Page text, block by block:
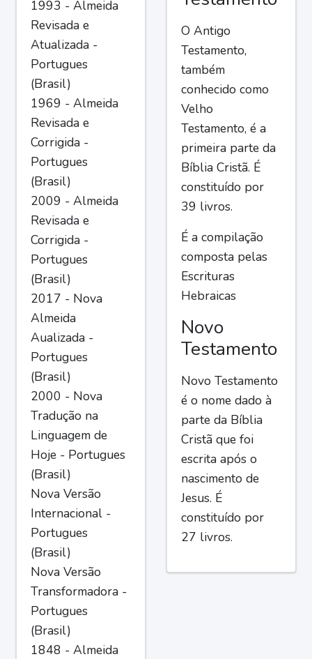
1993 - Almeida
Revisada e
Atualizada -
Portugues
(Brasil)
1969 - Almeida
Revisada e
Corrigida -
Portugues
(Brasil)
2009 - Almeida
Revisada e
Corrigida -
Portugues
(Brasil)
2017 - Nova
Almeida
Aualizada -
Portugues
(Brasil)
2000 - Nova
Tradução na
Linguagem de
Hoje - Portugues
(Brasil)
Nova Versão
Internacional -
Portugues
(Brasil)
Nova Versão
Transformadora -
Portugues
(Brasil)
1848 - Almeida
O Antigo
Testamento,
também
conhecido como
Velho
Testamento, é a
primeira parte da
Bíblia Cristã. É
constituído por
39 livros.
É a compilação
composta pelas
Escrituras
Hebraicas
Novo
Testamento
Novo Testamento
é o nome dado à
parte da Bíblia
Cristã que foi
escrita após o
nascimento de
Jesus. É
constituído por
27 livros.